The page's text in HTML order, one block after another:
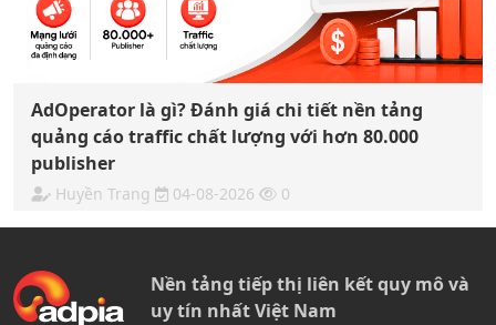
AdOperator là gì? Đánh giá chi tiết nền tảng
quảng cáo traffic chất lượng với hơn 80.000
publisher
Huyền Trang 04-08-2026 0
Nền tảng tiếp thị liên kết quy mô và
uy tín nhất Việt Nam